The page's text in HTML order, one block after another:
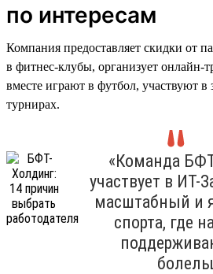
по интересам
Компания предоставляет скидки от
в фитнес-клубы, организует онлайн-
вместе играют в футбол, участвуют
турнирах.
«Команда
участвует в ИТ-
масштабный и
спорта, где